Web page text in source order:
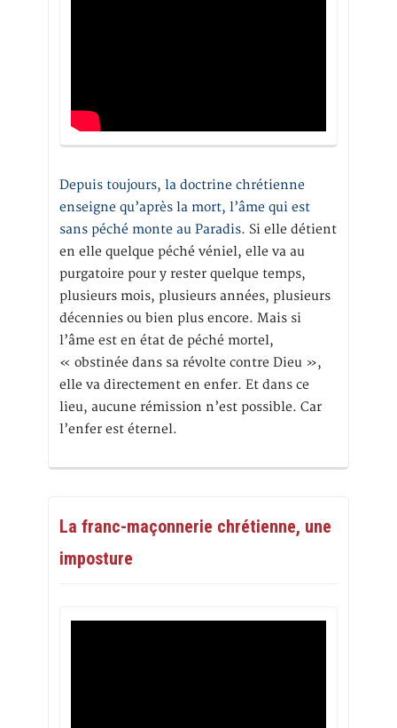
Depuis toujours, la doctrine chrétienne
enseigne qu’après la mort, l’âme qui est
sans péché monte au Paradis. Si elle détient
en elle quelque péché véniel, elle va au
purgatoire pour y rester quelque temps,
plusieurs mois, plusieurs années, plusieurs
décennies ou bien plus encore. Mais si
l’âme est en état de péché mortel,
« obstinée dans sa révolte contre Dieu »,
elle va directement en enfer. Et dans ce
lieu, aucune rémission n’est possible. Car
l’enfer est éternel.
La franc-maçonnerie chrétienne, une
imposture